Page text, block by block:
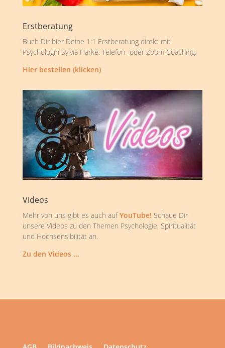
Erstberatung
Buch Dir hier Deine 1:1 Erstberatung direkt mit
Psychologin Sylvia Harke. Telefon- oder Zoom Coaching.
Hier bestellen (klicken)
Videos
Mehr von uns gibt es auch aufYouTube! Schaue Dir
unsere Videos zu den Themen Psychologie, Spiritualität
und Hochsensibilität an.
Zu den Videos …